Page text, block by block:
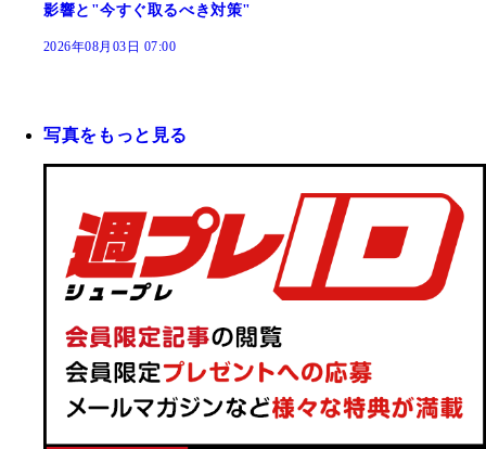
影響と"今すぐ取るべき対策"
2026年08月03日 07:00
写真をもっと見る